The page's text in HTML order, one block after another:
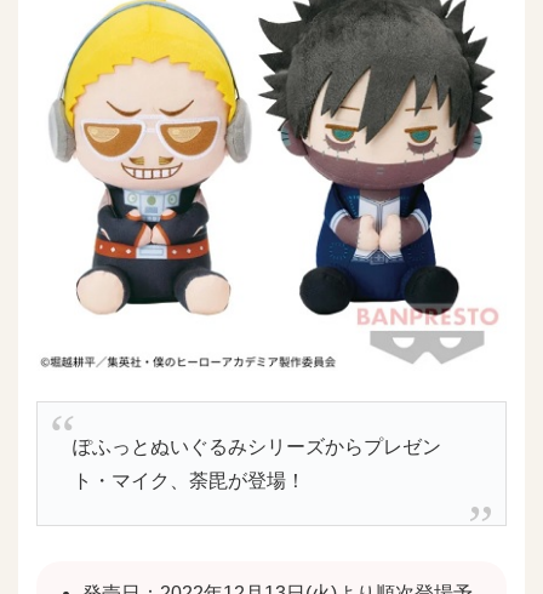
ぽふっとぬいぐるみシリーズからプレゼン
ト・マイク、荼毘が登場！